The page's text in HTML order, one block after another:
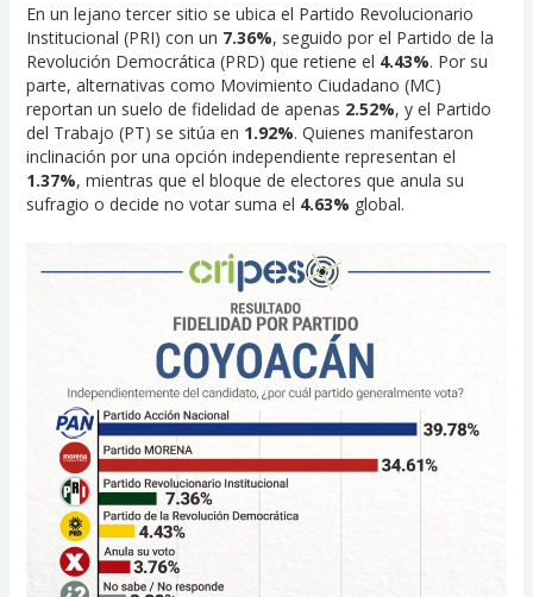
En un lejano tercer sitio se ubica el Partido Revolucionario
Institucional (PRI) con un 7.36%, seguido por el Partido de la
Revolución Democrática (PRD) que retiene el 4.43%. Por su
parte, alternativas como Movimiento Ciudadano (MC)
reportan un suelo de fidelidad de apenas 2.52%, y el Partido
del Trabajo (PT) se sitúa en 1.92%. Quienes manifestaron
inclinación por una opción independiente representan el
1.37%, mientras que el bloque de electores que anula su
sufragio o decide no votar suma el 4.63% global.